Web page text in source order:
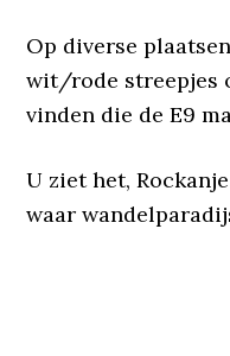
Op diverse
wit/rode streepjes
vinden die de E9
U ziet het,
waar